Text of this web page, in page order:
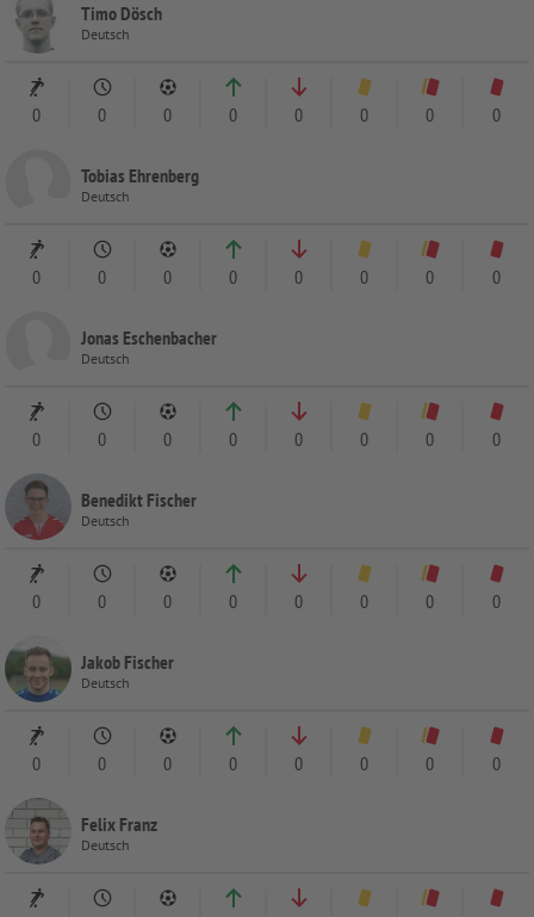
Timo Dösch
Deutsch
0 0 0 0 0 0 0 0
Tobias Ehrenberg
Deutsch
0 0 0 0 0 0 0 0
Jonas Eschenbacher
Deutsch
0 0 0 0 0 0 0 0
Benedikt Fischer
Deutsch
0 0 0 0 0 0 0 0
Jakob Fischer
Deutsch
0 0 0 0 0 0 0 0
Felix Franz
Deutsch